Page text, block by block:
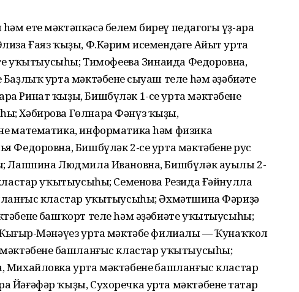
ете мәктәпкәсә белем биреү педагогы үҙ-ара
Ғаяз ҡыҙы, Ф.Кәрим исемендәге Айыт урта
уҡытыусыһы; Тимофеева Зинаида Федоровна,
урта мәктәбенең сыуаш теле hәм әҙәбиәте
Ринат ҡыҙы, Бишбүләк 1-се урта мәктәбенең
Хәбирова Гөлнара Фәнүз ҡыҙы,
математика, информатика hәм физика
Федоровна, Бишбүләк 2-се урта мәктәбенең рус
Лапшина Людмила Ивановна, Бишбүләк ауылы 2-
уҡытыусыһы; Семенова Резида Ғәйнулла
кластар уҡытыусыһы; Әхмәтшина Фәриҙә
башҡорт теле hәм әҙәбиәте уҡытыусыһы;
Мәнәүез урта мәктәбе филиалы — Ҡунаҡҡол
башланғыс кластар уҡытыусыһы;
урта мәктәбенең башланғыс кластар
ҡыҙы, Сухоречка урта мәктәбенең татар